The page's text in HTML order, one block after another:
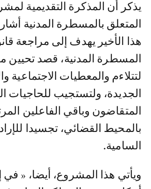
يذكر أن المذكرة التقديمية
المتعلق بالمسطرة المدنية
هذا الأخير يهدف إلى مراجعة
المسطرة المدنية، قصد تحيين
لتتلاءم والمعطيات الاجتماعية
الجديدة، ولتستجيب للحاجيات
المتقاضون وباقي الفاعلين
بالمحيط القضائي، تجسيدا
السامية.
ويأتي هذا المشروع، أيضا، « في